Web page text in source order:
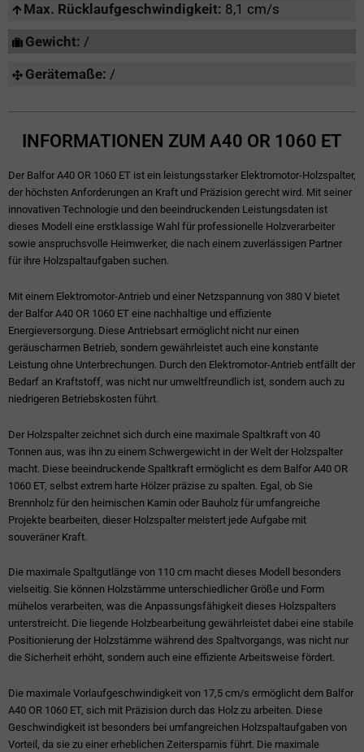
Max. Rücklaufgeschwindigkeit: 8,1 cm/s
Gewicht: /
Gerätemaße: /
INFORMATIONEN ZUM A40 OR 1060 ET
Der Balfor A40 OR 1060 ET ist ein leistungsstarker Elektromotor-Holzspalter,
der höchsten Anforderungen an Kraft und Präzision gerecht wird. Mit seiner
innovativen Technologie und den beeindruckenden Leistungsdaten ist
dieses Modell eine erstklassige Wahl für professionelle Holzverarbeiter
sowie anspruchsvolle Heimwerker, die nach einem zuverlässigen Partner
für ihre Holzspaltaufgaben suchen.
Mit einem Elektromotor-Antrieb und einer Netzspannung von 380 V bietet
der Balfor A40 OR 1060 ET eine nachhaltige und effiziente
Energieversorgung. Diese Antriebsart ermöglicht nicht nur einen
geräuscharmen Betrieb, sondern gewährleistet auch eine konstante
Leistung ohne Unterbrechungen. Durch den Elektromotor-Antrieb entfällt der
Bedarf an Kraftstoff, was nicht nur umweltfreundlich ist, sondern auch zu
niedrigeren Betriebskosten führt.
Der Holzspalter zeichnet sich durch eine maximale Spaltkraft von 40
Tonnen aus, was ihn zu einem Schwergewicht in der Welt der Holzspalter
macht. Diese beeindruckende Spaltkraft ermöglicht es dem Balfor A40 OR
1060 ET, selbst extrem harte Hölzer präzise zu spalten. Egal, ob Sie
Brennholz für den heimischen Kamin oder Bauholz für umfangreiche
Projekte bearbeiten, dieser Holzspalter meistert jede Aufgabe mit
souveräner Kraft.
Die maximale Spaltgutlänge von 110 cm macht dieses Modell besonders
vielseitig. Sie können Holzstämme unterschiedlicher Größe und Form
mühelos verarbeiten, was die Anpassungsfähigkeit dieses Holzspalters
unterstreicht. Die liegende Holzbearbeitung gewährleistet dabei eine stabile
Positionierung der Holzstämme während des Spaltvorgangs, was nicht nur
die Sicherheit erhöht, sondern auch eine effiziente Arbeitsweise fördert.
Die maximale Vorlaufgeschwindigkeit von 17,5 cm/s ermöglicht dem Balfor
A40 OR 1060 ET, sich mit Präzision durch das Holz zu arbeiten. Diese
Geschwindigkeit ist besonders bei umfangreichen Holzspaltaufgaben von
Vorteil, da sie zu einer erheblichen Zeitersparnis führt. Die maximale